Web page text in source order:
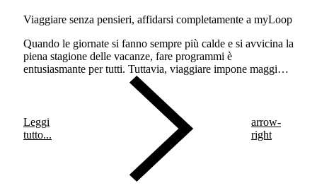
Viaggiare senza pensieri, affidarsi completamente a myLoop
Quando le giornate si fanno sempre più calde e si avvicina la
piena stagione delle vacanze, fare programmi è
entusiasmante per tutti. Tuttavia, viaggiare impone maggiori
Leggi
tutto...
arrow-
right